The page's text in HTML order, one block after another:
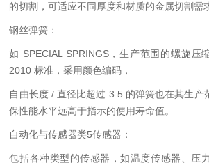
的切割，可适应不同厚度和材质的金属切割需
钢丝弹簧：
如 SPECIAL SPRINGS，生产范围的螺旋压
2010 标准，采用颜色编码，
自由长度 / 直径比超过 3.5 的弹簧也在其生产
保性能水平远高于指示的使用寿命值。
自动化与传感器类5传感器：
包括各种类型的传感器，如温度传感器、压